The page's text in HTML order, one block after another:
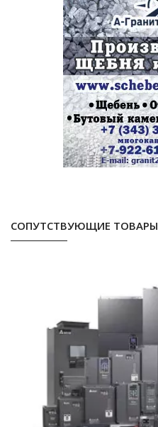
СОПУТСТВУЮЩИЕ ТОВАРЫ